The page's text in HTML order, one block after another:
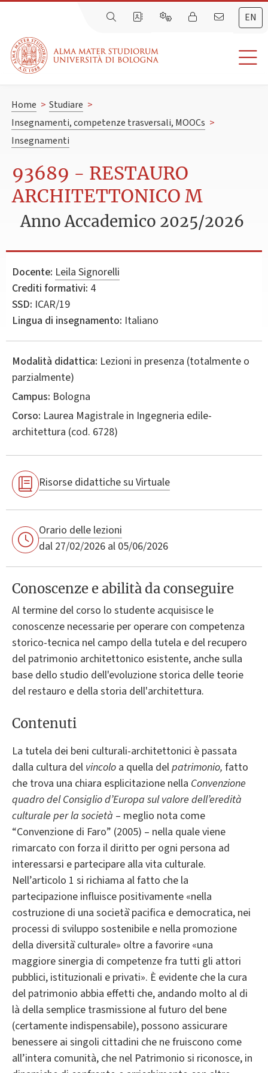
EN
Home > Studiare >
Insegnamenti, competenze trasversali, MOOCs >
Insegnamenti
93689 - RESTAURO
ARCHITETTONICO M
Anno Accademico 2025/2026
Docente: Leila Signorelli
Crediti formativi: 4
SSD: ICAR/19
Lingua di insegnamento: Italiano
Modalità didattica: Lezioni in presenza (totalmente o
parzialmente)
Campus: Bologna
Corso: Laurea Magistrale in Ingegneria edile-
architettura (cod. 6728)
Risorse didattiche su Virtuale
Orario delle lezioni
dal 27/02/2026 al 05/06/2026
Conoscenze e abilità da conseguire
Al termine del corso lo studente acquisisce le
conoscenze necessarie per operare con competenza
storico-tecnica nel campo della tutela e del recupero
del patrimonio architettonico esistente, anche sulla
base dello studio dell'evoluzione storica delle teorie
del restauro e della storia dell'architettura.
Contenuti
La tutela dei beni culturali-architettonici è passata
dalla cultura del vincolo a quella delpatrimonio, fatto
che trova una chiara esplicitazione nella Convenzione
quadro del Consiglio d’Europa sul valore dell’eredità
culturale per la società – meglio nota come
“Convenzione di Faro” (2005) – nella quale viene
rimarcato con forza il diritto per ogni persona ad
interessarsi e partecipare alla vita culturale.
Nell’articolo 1 si richiama al fatto che la
partecipazione influisce positivamente «nella
costruzione di una società̀ pacifica e democratica, nei
processi di sviluppo sostenibile e nella promozione
della diversità̀ culturale» oltre a favorire «una
maggiore sinergia di competenze fra tutti gli attori
pubblici, istituzionali e privati». È evidente che la cura
del patrimonio abbia effetti che, andando molto al di
là della semplice trasmissione al futuro del bene
(certamente indispensabile), possono assicurare
benessere ai singoli cittadini che ne fruiscono come
all’intera comunità, che nel Patrimonio si riconosce, in